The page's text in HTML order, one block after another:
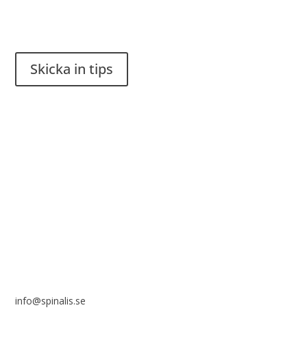
Skicka in tips
info@spinalis.se